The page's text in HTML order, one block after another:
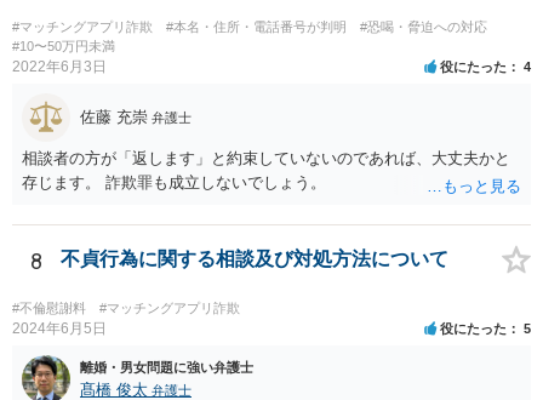
#マッチングアプリ詐欺 #本名・住所・電話番号が判明
#恐喝・脅迫への対応
#10〜50万円未満
2022年6月3日 役にたった 4
佐藤 充崇 弁護士
相談者の方が「返します」と約束していないのであれば、大丈夫かと
存じます。 詐欺罪も成立しないでしょう。
8 不貞行為に関する相談及び対処方法について
#不倫慰謝料 #マッチングアプリ詐欺
2024年6月5日 役にたった 5
離婚・男女問題に強い弁護士
髙橋 俊太 弁護士